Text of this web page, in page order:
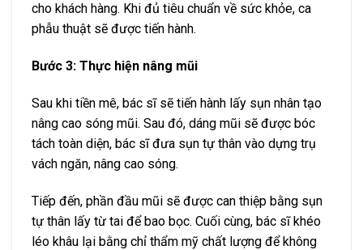
cho khách hàng. Khi đủ tiêu chuẩn về sức khỏe, ca
phẫu thuật sẽ được tiến hành.
Bước 3: Thực hiện nâng mũi
Sau khi tiền mê, bác sĩ sẽ tiến hành lấy sụn nhân tạo
nâng cao sóng mũi. Sau đó, dáng mũi sẽ được bóc
tách toàn diện, bác sĩ đưa sụn tự thân vào dựng trụ
vách ngăn, nâng cao sóng.
Tiếp đến, phần đầu mũi sẽ được can thiệp bằng sụn
tự thân lấy từ tai để bao bọc. Cuối cùng, bác sĩ khéo
léo khâu lại bằng chỉ thẩm mỹ chất lượng để không